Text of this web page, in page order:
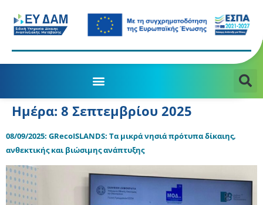
Ημέρα: 8 Σεπτεμβρίου 2025
08/09/2025: GRecoISLANDS: Τα μικρά νησιά πρότυπα δίκαιης,
ανθεκτικής και βιώσιμης ανάπτυξης